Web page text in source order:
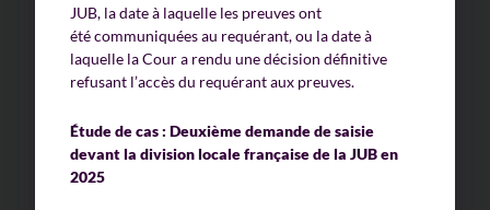
JUB, la date à laquelle les preuves ont
été communiquées au requérant, ou la date à
laquelle la Cour a rendu une décision définitive
refusant l’accès du requérant aux preuves.
Étude de cas : Deuxième demande de saisie
devant la division locale française de la JUB en
2025